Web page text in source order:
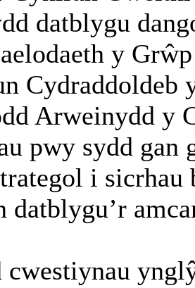
datblygu
y
Cydraddoldeb
Arweinydd y
pwy sydd
i sicrhau
datblygu’r
cwestiynau